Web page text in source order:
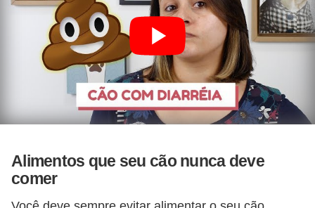
Alimentos que seu cão nunca deve
comer